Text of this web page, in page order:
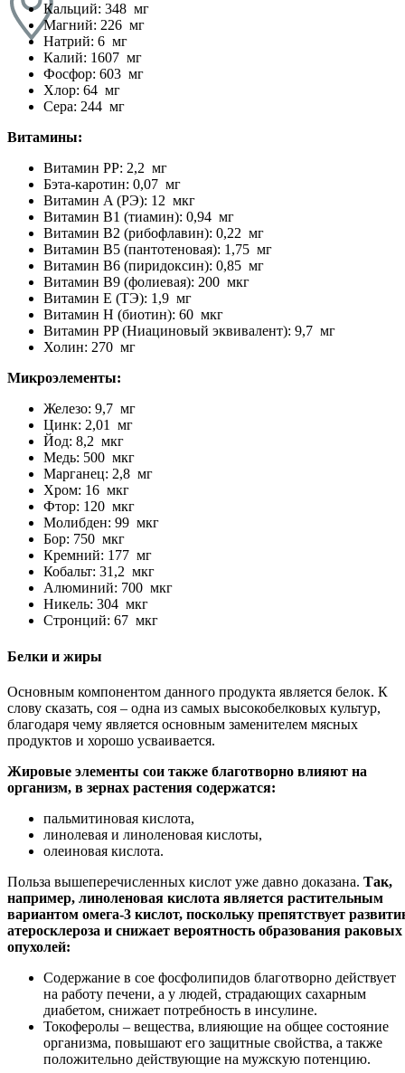
Кальций: 348 мг
Магний: 226 мг
Натрий: 6 мг
Калий: 1607 мг
Фосфор: 603 мг
Хлор: 64 мг
Сера: 244 мг
Витамины:
Витамин PP: 2,2 мг
Бэта-каротин: 0,07 мг
Витамин A (РЭ): 12 мкг
Витамин B1 (тиамин): 0,94 мг
Витамин B2 (рибофлавин): 0,22 мг
Витамин B5 (пантотеновая): 1,75 мг
Витамин B6 (пиридоксин): 0,85 мг
Витамин B9 (фолиевая): 200 мкг
Витамин E (ТЭ): 1,9 мг
Витамин H (биотин): 60 мкг
Витамин PP (Ниациновый эквивалент): 9,7 мг
Холин: 270 мг
Микроэлементы:
Железо: 9,7 мг
Цинк: 2,01 мг
Йод: 8,2 мкг
Медь: 500 мкг
Марганец: 2,8 мг
Хром: 16 мкг
Фтор: 120 мкг
Молибден: 99 мкг
Бор: 750 мкг
Кремний: 177 мг
Кобальт: 31,2 мкг
Алюминий: 700 мкг
Никель: 304 мкг
Стронций: 67 мкг
Белки и жиры
Основным компонентом данного продукта является белок. К
слову сказать, соя – одна из самых высокобелковых культур,
благодаря чему является основным заменителем мясных
продуктов и хорошо усваивается.
Жировые элементы сои также благотворно влияют на
организм, в зернах растения содержатся:
пальмитиновая кислота,
линолевая и линоленовая кислоты,
олеиновая кислота.
Польза вышеперечисленных кислот уже давно доказана. Так,
например, линоленовая кислота является растительным
вариантом омега-3 кислот, поскольку препятствует
атеросклероза и снижает вероятность образования раковых
опухолей:
Содержание в сое фосфолипидов благотворно действует
на работу печени, а у людей, страдающих сахарным
диабетом, снижает потребность в инсулине.
Токоферолы – вещества, влияющие на общее состояние
организма, повышают его защитные свойства, а также
положительно действующие на мужскую потенцию.